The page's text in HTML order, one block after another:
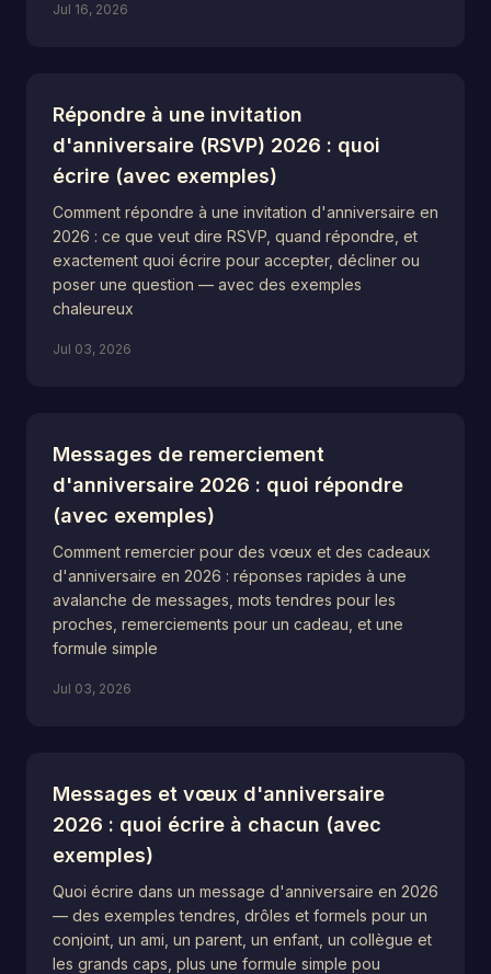
Jul 16, 2026
Répondre à une invitation
d'anniversaire (RSVP) 2026 : quoi
écrire (avec exemples)
Comment répondre à une invitation d'anniversaire en
2026 : ce que veut dire RSVP, quand répondre, et
exactement quoi écrire pour accepter, décliner ou
poser une question — avec des exemples
chaleureux
Jul 03, 2026
Messages de remerciement
d'anniversaire 2026 : quoi répondre
(avec exemples)
Comment remercier pour des vœux et des cadeaux
d'anniversaire en 2026 : réponses rapides à une
avalanche de messages, mots tendres pour les
proches, remerciements pour un cadeau, et une
formule simple
Jul 03, 2026
Messages et vœux d'anniversaire
2026 : quoi écrire à chacun (avec
exemples)
Quoi écrire dans un message d'anniversaire en 2026
— des exemples tendres, drôles et formels pour un
conjoint, un ami, un parent, un enfant, un collègue et
les grands caps, plus une formule simple pou